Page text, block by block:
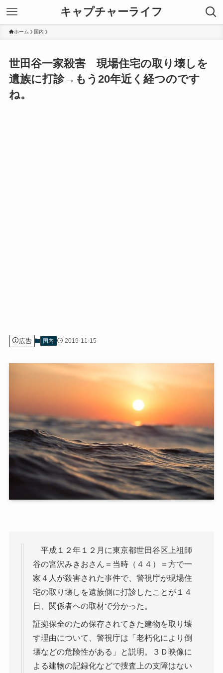
キャプチャーライフ
ホーム 国内
世田谷一家殺害 現場住宅の取り壊しを
遺族に打診→もう20年近く経つのです
ね。
広告 国内 2019-11-15
平成１２年１２月に東京都世田谷区上祖師
谷の宮沢みきおさん＝当時（４４）＝方で一
家４人が殺害された事件で、警視庁が現場住
宅の取り壊しを遺族側に打診したことが１４
日、関係者への取材で分かった。
証拠保全のため保存されてきた建物を取り壊
す理由について、警視庁は「老朽化により倒
壊などの危険性がある」と説明。３Ｄ映像に
よる建物の記録化などで捜査上の支障はない